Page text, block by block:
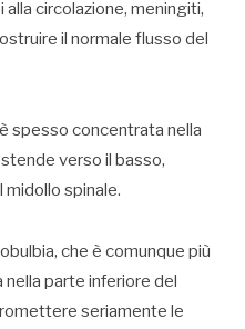
circolazione, meningiti,
il normale flusso del
spesso concentrata nella
verso il basso,
spinale.
che è comunque più
nella parte inferiore del
seriamente le